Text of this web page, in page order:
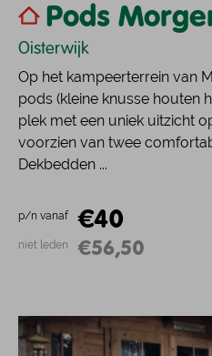
Pods
Oisterwijk
Op het kampeerterrein van
pods (kleine knusse houten
plek met een uniek uitzicht
voorzien van twee
Dekbedden ...
p/n vanaf €40
niet leden €56,50